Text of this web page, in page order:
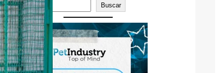
Buscar